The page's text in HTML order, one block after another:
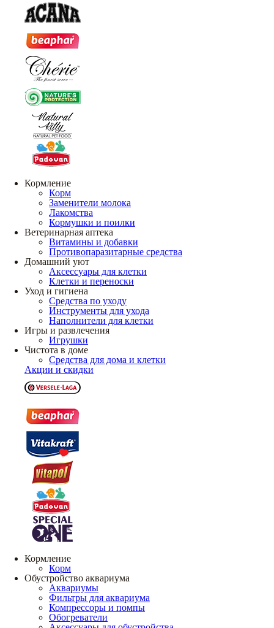
Кормление
Корм
Заменители молока
Лакомства
Кормушки и поилки
Ветеринарная аптека
Витамины и добавки
Противопаразитарные средства
Домашний уют
Аксессуары для клетки
Клетки и переноски
Уход и гигиена
Средства по уходу
Инструменты для ухода
Наполнители для клетки
Игры и развлечения
Игрушки
Чистота в доме
Средства для дома и клетки
Акции и скидки
Кормление
Корм
Обустройство аквариума
Аквариумы
Фильтры для аквариума
Компрессоры и помпы
Обогреватели